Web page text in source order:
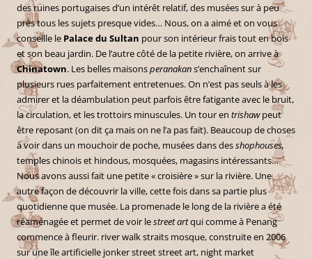
des ruines portugaises d’un intérêt relatif, des musées sur à peu
près tous les sujets presque vides… Nous, on a aimé et on vous
conseille le Palace du Sultan pour son intérieur frais tout en bois
et son beau jardin. De l’autre côté de la petite rivière, on arrive à
Chinatown. Les belles maisonsperanakans’enchaînent sur
plusieurs rues parfaitement entretenues. On n’est pas seuls à les
admirer et la déambulation peut parfois être fatigante avec le bruit,
la circulation, et les trottoirs minuscules. Un tour en trishawpeut
être reposant (on dit ça mais on ne l’a pas fait). Beaucoup de choses
à voir dans un mouchoir de poche, musées dans desshophouses,
temples chinois et hindous, mosquées, magasins intéressants…
Nous avons aussi fait une petite « croisière » sur la rivière. Une
autre façon de découvrir la ville, cette fois dans sa partie plus
quotidienne que musée. La promenade le long de la rivière a été
réaménagée et permet de voir lestreet artqui comme à Penang
commence à fleurir. river walk straits mosque, construite en 2006
sur une île artificielle jonker street street art, night market